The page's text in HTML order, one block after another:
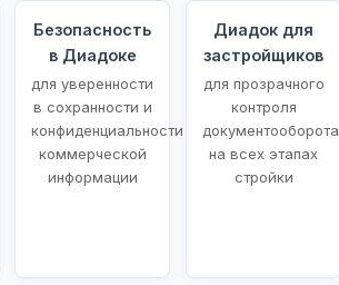
Безопасность
в Диадоке
для уверенности
в сохранности и
конфиденциальности
коммерческой
информации
Диадок для
застройщиков
для прозрачного
контроля
документооборота
на всех этапах
стройки